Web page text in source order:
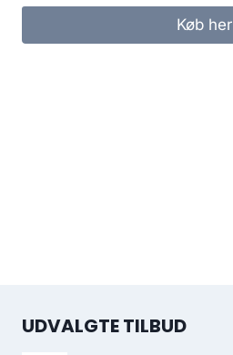
Køb her
UDVALGTE TILBUD